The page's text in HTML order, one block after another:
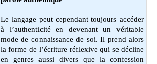
Le langage peut cependant toujours accéder
à l’authenticité en devenant un véritable
mode de connaissance de soi. Il prend alors
la forme de l’écriture réflexive qui se décline
en genres aussi divers que la confession